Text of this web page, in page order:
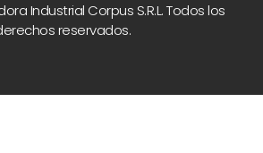
Industrial Corpus S.R.L. Todos los
reservados.